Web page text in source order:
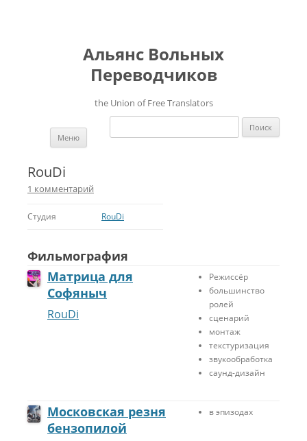
Альянс Вольных
Переводчиков
the Union of Free Translators
Найти:
Меню
RouDi
1 комментарий
Студия RouDi
Фильмография
Матрица для
Софяныч
RouDi
Режиссёр
большинство
ролей
сценарий
монтаж
текстуризация
звукообработка
саунд-дизайн
Московская резня
бензопилой
в эпизодах